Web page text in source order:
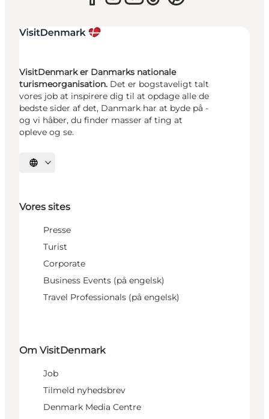
VisitDenmark er Danmarks nationale
turismeorganisation. Det er bogstaveligt talt
vores job at inspirere dig til at opdage alle de
bedste sider af det, Danmark har at byde på -
og vi håber, du finder masser af ting at
opleve og se.
Vælg sprog
Vores sites
Presse
Turist
Corporate
Business Events (på engelsk)
Travel Professionals (på engelsk)
Om VisitDenmark
Job
Tilmeld nyhedsbrev
Denmark Media Centre